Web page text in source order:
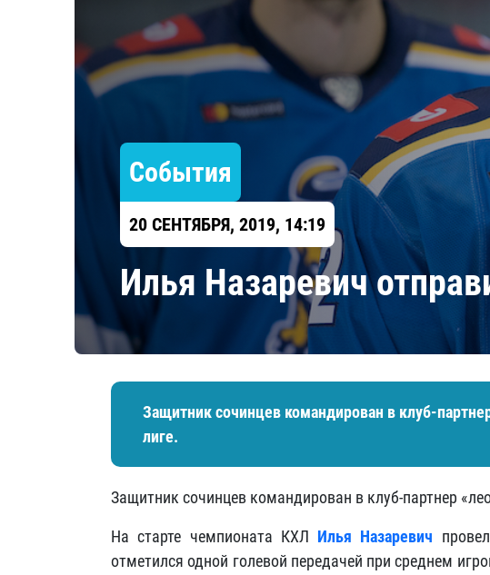
Северсталь
ЦСКА
Шанхайские Драконы
События
20 СЕНТЯБРЯ, 2019, 14:19
​Илья Назаревич
Защитник сочинцев командирован в клуб-
лиге.
Защитник сочинцев командирован в клуб-партнер
На старте чемпионата КХЛ Илья Назаревич
отметился одной голевой передачей при среднем